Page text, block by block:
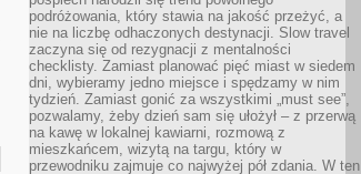
podróżowania, który stawia na jakość przeżyć, a
nie na liczbę odhaczonych destynacji. Slow travel
zaczyna się od rezygnacji z mentalności
checklisty. Zamiast planować pięć miast w siedem
dni, wybieramy jedno miejsce i spędzamy w nim
tydzień. Zamiast gonić za wszystkimi „must see”,
pozwalamy, żeby dzień sam się ułożył – z przerwą
na kawę w lokalnej kawiarni, rozmową z
mieszkańcem, wizytą na targu, który w
przewodniku zajmuje co najwyżej pół zdania. W ten